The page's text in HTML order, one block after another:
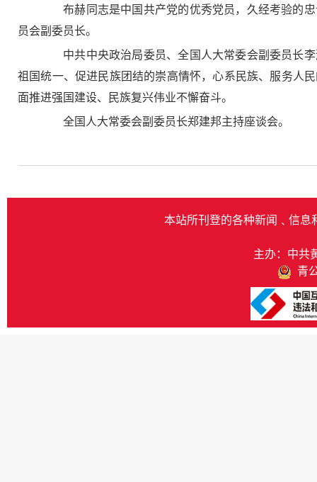
布赫同志是中国共产党的优秀党员，久经考验的忠
员会副委员长。
中共中央政治局委员、全国人大常委会副委员长李
祖国统一、促进民族团结的崇高情怀，心系民族、服务人
面推进强国建设、民族复兴伟业不懈奋斗。
全国人大常委会副委员长郑建邦主持座谈会。
本站所刊登的各种新闻﹑信息
主办：中共
青